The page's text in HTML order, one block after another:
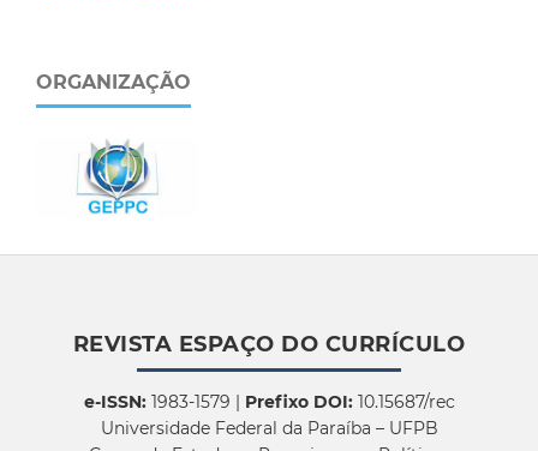
ORGANIZAÇÃO
REVISTA ESPAÇO DO CURRÍCULO
e-ISSN:1983-1579 | Prefixo DOI:10.15687/rec
Universidade Federal da Paraíba – UFPB